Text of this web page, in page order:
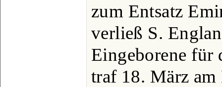
zum Entsatz
verließ S.
Eingeborene für
traf 18. März